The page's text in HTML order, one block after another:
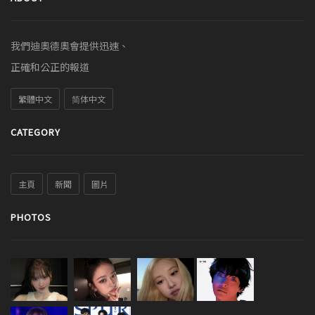
我們迪奧德奧會提供迅速、
正確和公正的報道
繁體中文 简体中文
CATEGORY
主頁 新聞 圖片
PHOTOS